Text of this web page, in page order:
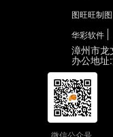
图旺旺制图
华彩软件
漳州市龙
办公地
微信公众号